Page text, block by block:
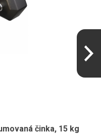
činka, 15 kg